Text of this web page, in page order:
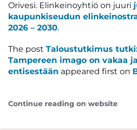
Orivesi. Elinkeinoyhtiö on juuri
kaupunkiseudun
2026 – 2030.
The post Taloustutkimus
Tampereen imago on vakaa
entisestään appeared first on
Continue reading on website